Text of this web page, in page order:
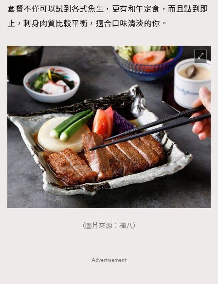
套餐不僅可以試到各式魚生，更有和午定食，而且點到即
止，刺身肉質比較平衡，適合口味清淡的你。
（圖片來源：襌八）
Advertisement